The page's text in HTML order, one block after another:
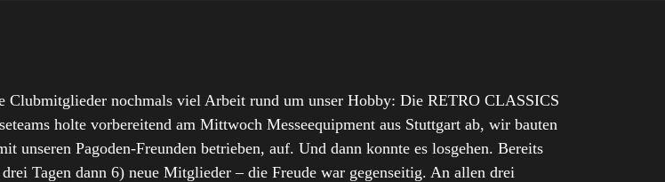
Clubmitglieder nochmals viel Arbeit rund um unser Hobby: Die RETRO CLASSICS
holte vorbereitend am Mittwoch Messeequipment aus Stuttgart ab, wir bauten
unseren Pagoden-Freunden betrieben, auf. Und dann konnte es losgehen. Bereits
Tagen dann 6) neue Mitglieder – die Freude war gegenseitig. An allen drei